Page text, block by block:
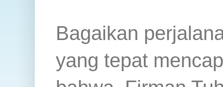
Bagaikan
yang tepat